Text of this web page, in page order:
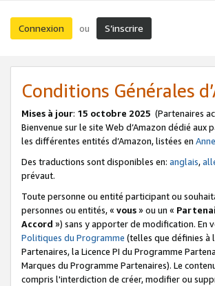
Connexion ou S’inscrire
Conditions Générales
Mises à jour: 15 octobre 2025 (Partenaires
Bienvenue sur le site Web d’Amazon dédié aux
les différentes entités d’Amazon, listées en
Des traductions sont disponibles en: anglais,
prévaut.
Toute personne ou entité participant ou
personnes ou entités, « vous» ou un «
Accord ») sans y apporter de modification. En
Politiques du Programme (telles que définies à
Partenaires, la Licence PI du Programme
Marques du Programme Partenaires). Le
compris l'interdiction de créer, modifier ou